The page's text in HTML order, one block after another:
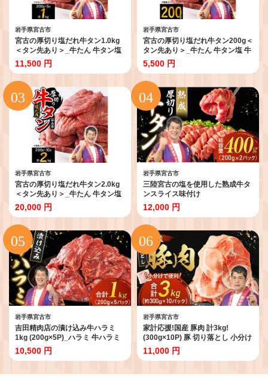
岩手県宮古市
宮古の厚切り塩だれ牛タン1.0kg
＜タン先あり＞_牛たん 牛タン塩
牛たん塩 塩だれ牛タン 厚切り牛
タン【1181948】
11,500 円
岩手県宮古市
宮古の厚切り塩だれ牛タン200g＜
タン先あり＞_牛たん 牛タン塩 牛
たん塩 塩だれ牛タン 厚切り牛タ
ン【1636528】
5,500 円
岩手県宮古市
宮古の厚切り塩だれ牛タン2.0kg
＜タン先あり＞_牛たん 牛タン塩
牛たん塩 塩だれ牛タン 厚切り牛
タン【1181947】
20,000 円
岩手県宮古市
三陸宮古の塩を使用した熟成牛タ
ンスライス味付け
400g(200g×2)_牛タン 牛たん タ
ン 熟成牛タン 牛肉 肉 お肉 にく
たん 焼肉 焼き肉 塩 味付け おかず
おつまみ 岩手県 宮古市 ギフト プ
レゼント 冷凍 送料無料
【1218448】
12,000 円
岩手県宮古市
吉田精肉店の漬け込み牛ハラミ
1kg (200g×5P)_ハラミ 牛ハラミ
牛肉 肉 お肉 にく 焼肉 焼き肉 や
きにく 丼 牛 味付け タレ 岩手県
ベキュー ギフト プレゼント 冷凍
10,500 円
岩手県宮古市
家計応援!国産 豚肉 計3kg!
(300g×10P) 豚 切り落とし 小分け
で便利_豚肉 肉 国産 スライス 小
分け 切り落し 冷凍 家庭用 人気 お
【1658904】
11,000 円